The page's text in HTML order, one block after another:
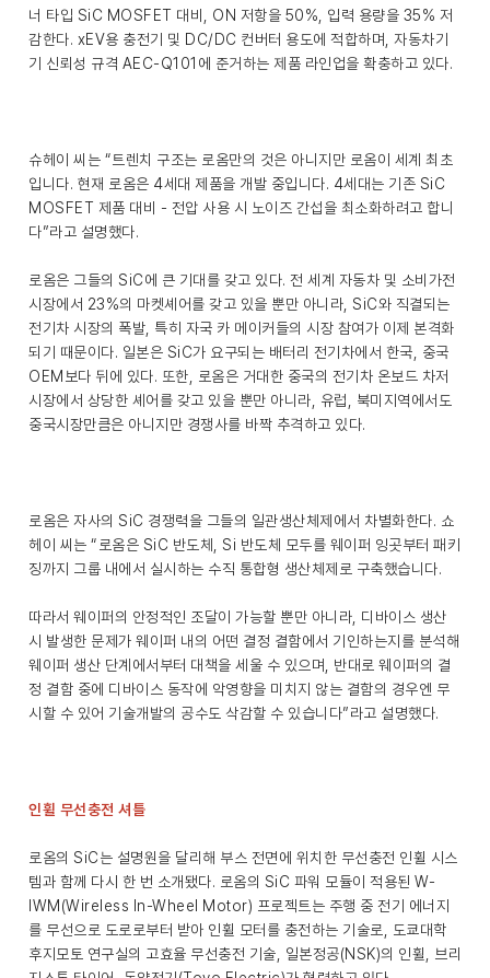
너 타입 SiC MOSFET 대비, ON 저항을 50%, 입력 용량을 35% 저
감한다. xEV용 충전기 및 DC/DC 컨버터 용도에 적합하며, 자동차기
기 신뢰성 규격 AEC-Q101에 준거하는 제품 라인업을 확충하고 있다.
슈헤이 씨는 “트렌치 구조는 로옴만의 것은 아니지만 로옴이 세계 최초
입니다. 현재 로옴은 4세대 제품을 개발 중입니다. 4세대는 기존 SiC
MOSFET 제품 대비 - 전압 사용 시 노이즈 간섭을 최소화하려고 합니
다”라고 설명했다.
로옴은 그들의 SiC에 큰 기대를 갖고 있다. 전 세계 자동차 및 소비가전
시장에서 23%의 마켓셰어를 갖고 있을 뿐만 아니라, SiC와 직결되는
전기차 시장의 폭발, 특히 자국 카 메이커들의 시장 참여가 이제 본격화
되기 때문이다. 일본은 SiC가 요구되는 배터리 전기차에서 한국, 중국
OEM보다 뒤에 있다. 또한, 로옴은 거대한 중국의 전기차 온보드 차저
시장에서 상당한 셰어를 갖고 있을 뿐만 아니라, 유럽, 북미지역에서도
중국시장만큼은 아니지만 경쟁사를 바짝 추격하고 있다.
로옴은 자사의 SiC 경쟁력을 그들의 일관생산체제에서 차별화한다. 쇼
헤이 씨는 “로옴은 SiC 반도체, Si 반도체 모두를 웨이퍼 잉곳부터 패키
징까지 그룹 내에서 실시하는 수직 통합형 생산체제로 구축했습니다.
따라서 웨이퍼의 안정적인 조달이 가능할 뿐만 아니라, 디바이스 생산
시 발생한 문제가 웨이퍼 내의 어떤 결정 결함에서 기인하는지를 분석해
웨이퍼 생산 단계에서부터 대책을 세울 수 있으며, 반대로 웨이퍼의 결
정 결함 중에 디바이스 동작에 악영향을 미치지 않는 결함의 경우엔 무
시할 수 있어 기술개발의 공수도 삭감할 수 있습니다”라고 설명했다.
인휠 무선충전 셔틀
로옴의 SiC는 설명원을 달리해 부스 전면에 위치한 무선충전 인휠 시스
템과 함께 다시 한 번 소개됐다. 로옴의 SiC 파워 모듈이 적용된 W-
IWM(Wireless In-Wheel Motor) 프로젝트는 주행 중 전기 에너지
를 무선으로 도로로부터 받아 인휠 모터를 충전하는 기술로, 도쿄대학
후지모토 연구실의 고효율 무선충전 기술, 일본정공(NSK)의 인휠, 브리